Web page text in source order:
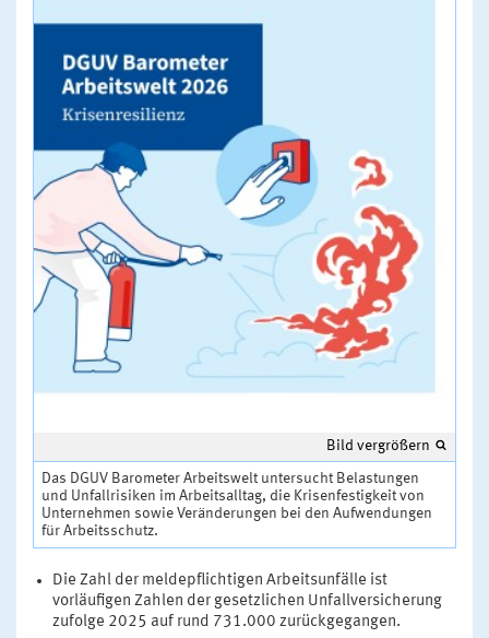
Bild vergrößern
Das DGUV Barometer Arbeitswelt untersucht Belastungen
und Unfallrisiken im Arbeitsalltag, die Krisenfestigkeit von
Unternehmen sowie Veränderungen bei den Aufwendungen
für Arbeitsschutz.
Die Zahl der meldepflichtigen Arbeitsunfälle ist
vorläufigen Zahlen der gesetzlichen Unfallversicherung
zufolge 2025 auf rund 731.000 zurückgegangen.